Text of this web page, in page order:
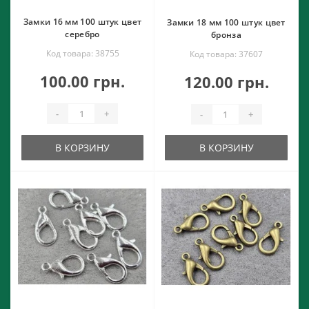
Замки 16 мм 100 штук цвет
серебро
Код товара: 38755
100.00 грн.
- +
В КОРЗИНУ
Замки 18 мм 100 штук цвет
бронза
Код товара: 37607
120.00 грн.
- +
В КОРЗИНУ